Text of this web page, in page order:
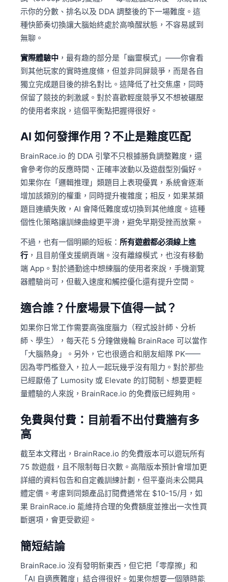
示你的分數、排名以及 DDA 調整後的下一場難度。這
種快節奏切換讓大腦始終處於高喚醒狀態，不容易感到
無聊。
實際體驗中 ，最有趣的部分是「幽靈模式」——你會看
到其他玩家的實時進度條，但並非同屏競爭，而是各自
獨立完成題目後的排名對比。這降低了社交焦慮，同時
保留了競技的刺激感。對於喜歡輕度競爭又不想被碾壓
的使用者來說，這個平衡點把握得很好。
AI 如何發揮作用？不止是難度匹配
BrainRace.io 的 DDA 引擎不只根據勝負調整難度，還
會參考你的反應時間、正確率波動以及遊戲型別偏好。
如果你在「邏輯推理」類題目上表現優異，系統會逐漸
增加該類別的權重，同時提升複雜度；相反，如果某類
題目連續失敗，AI 會降低難度或切換到其他維度。這種
個性化策略讓訓練曲線更平滑，避免早期受挫而放棄。
不過，也有一個明顯的短板： 所有遊戲都必須線上進
行 ，且目前僅支援網頁端。沒有離線模式，也沒有移動
端 App。對於通勤途中想練腦的使用者來說，手機瀏覽
器體驗尚可，但載入速度和觸控優化還有提升空間。
適合誰？什麼場景下值得一試？
如果你日常工作需要高強度腦力（程式設計師、分析
師、學生），每天花 5 分鐘做幾輪 BrainRace 可以當作
「大腦熱身」。另外，它也很適合和朋友組隊 PK——
因為零門檻登入，拉人一起玩幾乎沒有阻力。對於那些
已經厭倦了 Lumosity 或 Elevate 的訂閱制、想要更輕
量體驗的人來說，BrainRace.io 的免費版已經夠用。
免費與付費：目前看不出付費牆有多
高
截至本文釋出，BrainRace.io 的免費版本可以遊玩所有
75 款遊戲，且不限制每日次數。高階版本預計會增加更
詳細的資料包告和自定義訓練計劃，但平臺尚未公開具
體定價。考慮到同類產品訂閱費通常在 $10-15/月，如
果 BrainRace.io 能維持合理的免費額度並推出一次性買
斷選項，會更受歡迎。
簡短結論
BrainRace.io 沒有發明新東西，但它把「零摩擦」和
「AI 自適應難度」結合得很好。如果你想要一個隨時能